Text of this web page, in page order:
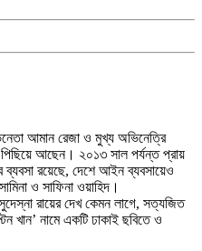
আমান রেজা ও মুখ্য অভিনেত্রি
আছেন। ২০১৩ সাল পর্যন্ত প্রায়
ব্যবসা রয়েছে, দেশে আইন ব্যবসায়েও
ও সাফিনা ওয়াহিদ।
রায়ের দেখ কেমন লাগে, সত্যজিত
খান’ নামে একটি ঢাকাই ছবিতে ও